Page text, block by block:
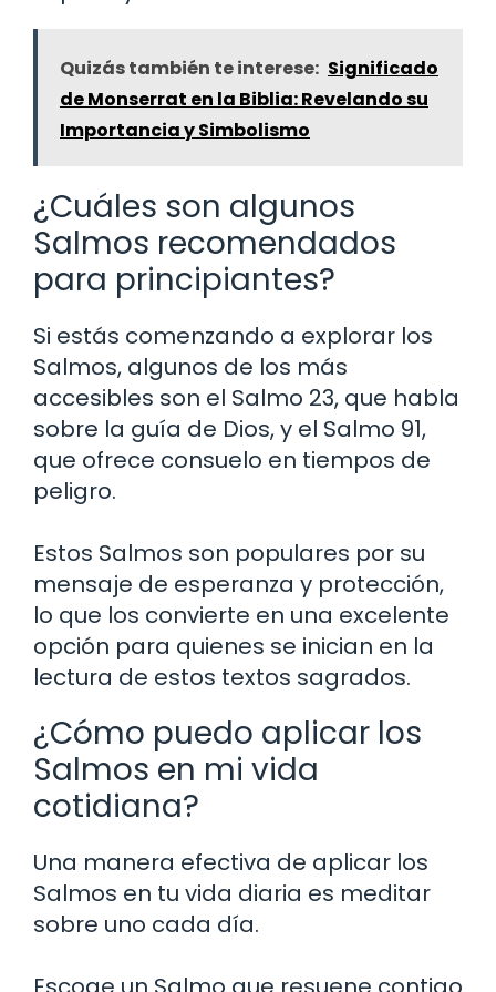
Quizás también te interese: Significado
de Monserrat en la Biblia: Revelando su
Importancia y Simbolismo
¿Cuáles son algunos
Salmos recomendados
para principiantes?
Si estás comenzando a explorar los
Salmos, algunos de los más
accesibles son el Salmo 23, que habla
sobre la guía de Dios, y el Salmo 91,
que ofrece consuelo en tiempos de
peligro.
Estos Salmos son populares por su
mensaje de esperanza y protección,
lo que los convierte en una excelente
opción para quienes se inician en la
lectura de estos textos sagrados.
¿Cómo puedo aplicar los
Salmos en mi vida
cotidiana?
Una manera efectiva de aplicar los
Salmos en tu vida diaria es meditar
sobre uno cada día.